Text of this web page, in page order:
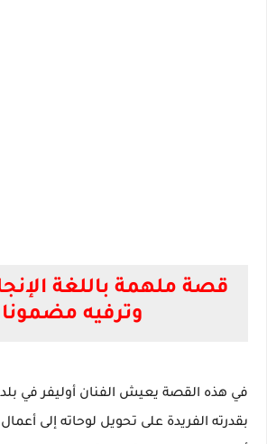
قصة ملهمة باللغة
وترفيه
في هذه القصة يعيش الفنان أوليفر في
بقدرته الفريدة على تحويل لوحاته إلى